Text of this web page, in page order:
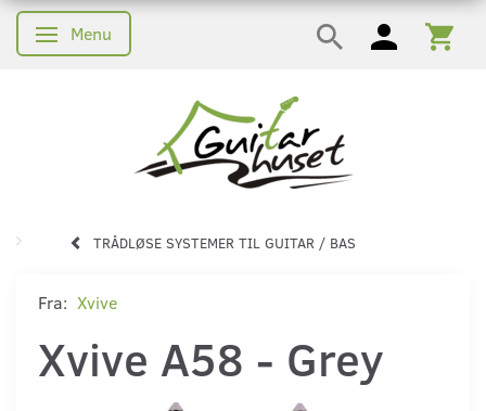
Skifte navigation
Menu
TRÅDLØSE SYSTEMER TIL GUITAR / BAS
Fra: Xvive
Xvive A58 - Grey